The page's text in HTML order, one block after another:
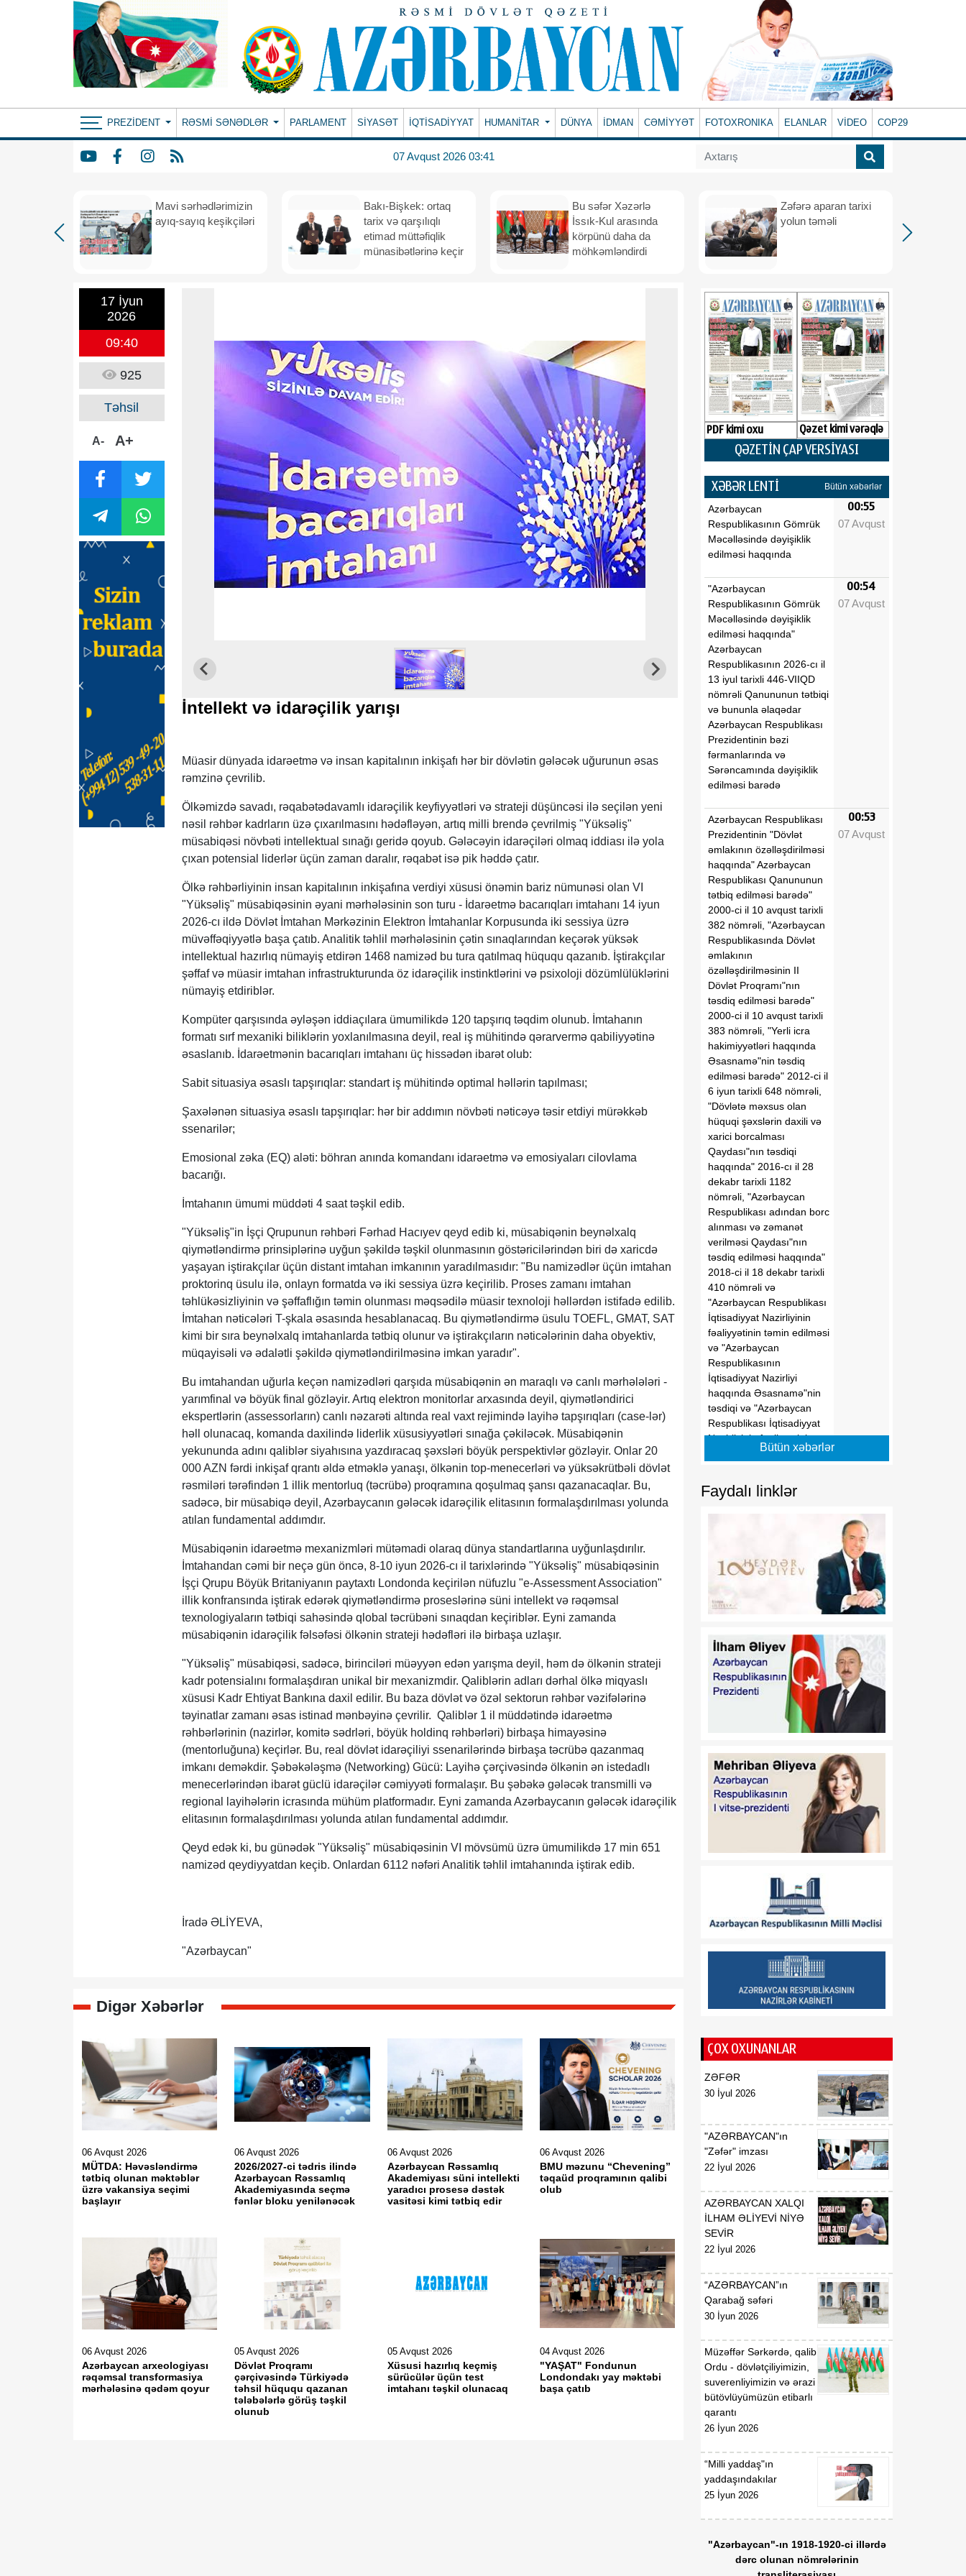
PREZIDENT RƏSMI SƏNƏDLƏR PARLAMENT SİYASƏT İQTİSADİYYAT HUMANITAR DÜNYA İDMAN CƏMİYYƏT FOTOXRONIKA ELANLAR VİDEO COP29
07 Avqust 2026 03:41
Mavi sərhədlərimizin
ayıq-sayıq keşikçiləri
Bakı-Bişkek: ortaq
tarix və qarşılıqlı
etimad müttəfiqlik
münasibətlərinə keçir
Bu səfər Xəzərlə
İssık-Kul arasında
körpünü daha da
möhkəmləndirdi
Zəfərə aparan tarixi
yolun təməli
17 İyun
2026
09:40
925
Təhsil
A- A+
İntellekt və idarəçilik yarışı
Müasir dünyada idarəetmə və insan kapitalının inkişafı hər bir dövlətin gələcək uğurunun əsas
rəmzinə çevrilib.
Ölkəmizdə savadı, rəqabətədavamlı idarəçilik keyfiyyətləri və strateji düşüncəsi ilə seçilən yeni
nəsil rəhbər kadrların üzə çıxarılmasını hədəfləyən, artıq milli brendə çevrilmiş "Yüksəliş"
müsabiqəsi növbəti intellektual sınağı geridə qoyub. Gələcəyin idarəçiləri olmaq iddiası ilə yola
çıxan potensial liderlər üçün zaman daralır, rəqabət isə pik həddə çatır.
Ölkə rəhbərliyinin insan kapitalının inkişafına verdiyi xüsusi önəmin bariz nümunəsi olan VI
"Yüksəliş" müsabiqəsinin əyani mərhələsinin son turu - İdarəetmə bacarıqları imtahanı 14 iyun
2026-cı ildə Dövlət İmtahan Mərkəzinin Elektron İmtahanlar Korpusunda iki sessiya üzrə
müvəffəqiyyətlə başa çatıb. Analitik təhlil mərhələsinin çətin sınaqlarından keçərək yüksək
intellektual hazırlıq nümayiş etdirən 1468 namizəd bu tura qatılmaq hüququ qazanıb. İştirakçılar
şəffaf və müasir imtahan infrastrukturunda öz idarəçilik instinktlərini və psixoloji dözümlülüklərini
nümayiş etdiriblər.
Kompüter qarşısında əyləşən iddiaçılara ümumilikdə 120 tapşırıq təqdim olunub. İmtahanın
formatı sırf mexaniki biliklərin yoxlanılmasına deyil, real iş mühitində qərarvermə qabiliyyətinə
əsaslanıb. İdarəetmənin bacarıqları imtahanı üç hissədən ibarət olub:
Sabit situasiya əsaslı tapşırıqlar: standart iş mühitində optimal həllərin tapılması;
Şaxələnən situasiya əsaslı tapşırıqlar: hər bir addımın növbəti nəticəyə təsir etdiyi mürəkkəb
ssenarilər;
Emosional zəka (EQ) aləti: böhran anında komandanı idarəetmə və emosiyaları cilovlama
bacarığı.
İmtahanın ümumi müddəti 4 saat təşkil edib.
"Yüksəliş"in İşçi Qrupunun rəhbəri Fərhad Hacıyev qeyd edib ki, müsabiqənin beynəlxalq
qiymətləndirmə prinsiplərinə uyğun şəkildə təşkil olunmasının göstəricilərindən biri də xaricdə
yaşayan iştirakçılar üçün distant imtahan imkanının yaradılmasıdır: "Bu namizədlər üçün imtahan
proktorinq üsulu ilə, onlayn formatda və iki sessiya üzrə keçirilib. Proses zamanı imtahan
təhlükəsizliyinin və şəffaflığın təmin olunması məqsədilə müasir texnoloji həllərdən istifadə edilib.
İmtahan nəticələri T-şkala əsasında hesablanacaq. Bu qiymətləndirmə üsulu TOEFL, GMAT, SAT
kimi bir sıra beynəlxalq imtahanlarda tətbiq olunur və iştirakçıların nəticələrinin daha obyektiv,
müqayisəli və ədalətli şəkildə qiymətləndirilməsinə imkan yaradır".
Bu imtahandan uğurla keçən namizədləri qarşıda müsabiqənin ən maraqlı və canlı mərhələləri -
yarımfinal və böyük final gözləyir. Artıq elektron monitorlar arxasında deyil, qiymətləndirici
ekspertlərin (assessorların) canlı nəzarəti altında real vaxt rejimində layihə tapşırıqları (case-lər)
həll olunacaq, komanda daxilində liderlik xüsusiyyətləri sınağa çəkiləcək. Müsabiqənin
yekununda adını qaliblər siyahısına yazdıracaq şəxsləri böyük perspektivlər gözləyir. Onlar 20
000 AZN fərdi inkişaf qrantı əldə etməklə yanaşı, ölkənin top-menecerləri və yüksəkrütbəli dövlət
rəsmiləri tərəfindən 1 illik mentorluq (təcrübə) proqramına qoşulmaq şansı qazanacaqlar. Bu,
sadəcə, bir müsabiqə deyil, Azərbaycanın gələcək idarəçilik elitasının formalaşdırılması yolunda
atılan fundamental addımdır.
Müsabiqənin idarəetmə mexanizmləri mütəmadi olaraq dünya standartlarına uyğunlaşdırılır.
İmtahandan cəmi bir neçə gün öncə, 8-10 iyun 2026-cı il tarixlərində "Yüksəliş" müsabiqəsinin
İşçi Qrupu Böyük Britaniyanın paytaxtı Londonda keçirilən nüfuzlu "e-Assessment Association"
illik konfransında iştirak edərək qiymətləndirmə proseslərinə süni intellekt və rəqəmsal
texnologiyaların tətbiqi sahəsində qlobal təcrübəni sınaqdan keçiriblər. Eyni zamanda
müsabiqənin idarəçilik fəlsəfəsi ölkənin strateji hədəfləri ilə birbaşa uzlaşır.
"Yüksəliş" müsabiqəsi, sadəcə, birinciləri müəyyən edən yarışma deyil, həm də ölkənin strateji
kadr potensialını formalaşdıran unikal bir mexanizmdir. Qaliblərin adları dərhal ölkə miqyaslı
xüsusi Kadr Ehtiyat Bankına daxil edilir. Bu baza dövlət və özəl sektorun rəhbər vəzifələrinə
təyinatlar zamanı əsas istinad mənbəyinə çevrilir. Qaliblər 1 il müddətində idarəetmə
rəhbərlərinin (nazirlər, komitə sədrləri, böyük holdinq rəhbərləri) birbaşa himayəsinə
(mentorluğuna) keçirlər. Bu, real dövlət idarəçiliyi ssenarilərində birbaşa təcrübə qazanmaq
imkanı deməkdir. Şəbəkələşmə (Networking) Gücü: Layihə çərçivəsində ölkənin ən istedadlı
menecerlərindən ibarət güclü idarəçilər cəmiyyəti formalaşır. Bu şəbəkə gələcək transmilli və
regional layihələrin icrasında mühüm platformadır. Eyni zamanda Azərbaycanın gələcək idarəçilik
elitasının formalaşdırılması yolunda atılan fundamental addımdır.
Qeyd edək ki, bu günədək "Yüksəliş" müsabiqəsinin VI mövsümü üzrə ümumilikdə 17 min 651
namizəd qeydiyyatdan keçib. Onlardan 6112 nəfəri Analitik təhlil imtahanında iştirak edib.
İradə ƏLİYEVA,
"Azərbaycan"
Digər Xəbərlər
06 Avqust 2026
MÜTDA: Həvəsləndirmə
tətbiq olunan məktəblər
üzrə vakansiya seçimi
başlayır
06 Avqust 2026
2026/2027-ci tədris ilində
Azərbaycan Rəssamlıq
Akademiyasında seçmə
fənlər bloku yenilənəcək
06 Avqust 2026
Azərbaycan Rəssamlıq
Akademiyası süni intellekti
yaradıcı prosesə dəstək
vasitəsi kimi tətbiq edir
06 Avqust 2026
BMU məzunu “Chevening”
təqaüd proqramının qalibi
olub
06 Avqust 2026
Azərbaycan arxeologiyası
rəqəmsal transformasiya
mərhələsinə qədəm qoyur
05 Avqust 2026
Dövlət Proqramı
çərçivəsində Türkiyədə
təhsil hüququ qazanan
tələbələrlə görüş təşkil
olunub
05 Avqust 2026
Xüsusi hazırlıq keçmiş
sürücülər üçün test
imtahanı təşkil olunacaq
04 Avqust 2026
"YAŞAT" Fondunun
Londondakı yay məktəbi
başa çatıb
PDF kimi oxu Qəzet kimi vərəqlə
QƏZETİN ÇAP VERSİYASI
XƏBƏR LENTİ Bütün xəbərlər
Azərbaycan
Respublikasının Gömrük
Məcəlləsində dəyişiklik
edilməsi haqqında
00:55
07 Avqust
"Azərbaycan
Respublikasının Gömrük
Məcəlləsində dəyişiklik
edilməsi haqqında"
Azərbaycan
Respublikasının 2026-cı il
13 iyul tarixli 446-VIIQD
nömrəli Qanununun tətbiqi
və bununla əlaqədar
Azərbaycan Respublikası
Prezidentinin bəzi
fərmanlarında və
Sərəncamında dəyişiklik
edilməsi barədə
00:54
07 Avqust
Azərbaycan Respublikası
Prezidentinin "Dövlət
əmlakının özəlləşdirilməsi
haqqında" Azərbaycan
Respublikası Qanununun
tətbiq edilməsi barədə"
2000-ci il 10 avqust tarixli
382 nömrəli, "Azərbaycan
Respublikasında Dövlət
əmlakının
özəlləşdirilməsinin II
Dövlət Proqramı"nın
təsdiq edilməsi barədə"
2000-ci il 10 avqust tarixli
383 nömrəli, "Yerli icra
hakimiyyətləri haqqında
Əsasnamə"nin təsdiq
edilməsi barədə" 2012-ci il
6 iyun tarixli 648 nömrəli,
"Dövlətə məxsus olan
hüquqi şəxslərin daxili və
xarici borcalması
Qaydası"nın təsdiqi
haqqında" 2016-cı il 28
dekabr tarixli 1182
nömrəli, "Azərbaycan
Respublikası adından borc
alınması və zəmanət
verilməsi Qaydası"nın
təsdiq edilməsi haqqında"
2018-ci il 18 dekabr tarixli
410 nömrəli və
"Azərbaycan Respublikası
İqtisadiyyat Nazirliyinin
fəaliyyətinin təmin edilməsi
və "Azərbaycan
Respublikasının
İqtisadiyyat Nazirliyi
haqqında Əsasnamə"nin
təsdiqi və "Azərbaycan
Respublikası İqtisadiyyat
Nazirliyinin fəaliyyətinin
təmin edilməsi və
İqtisadi İnkişaf Nazirliyinin
fəaliyyətinin
təkmilləşdirilməsi ilə bağlı
Prezidentinin 2006-cı il 28
dekabr tarixli 504 nömrəli
Fərmanında dəyişikliklər
edilməsi barədə"
Prezidentinin 2014-cü il 20
fevral tarixli 111 nömrəli
Fərmanında dəyişiklik
edilməsi haqqında"
Azərbaycan Respublikası
Prezidentinin 2019-cu il 30
dekabr tarixli 911 nömrəli
edilməsi barədə" 2020-ci il
12 may tarixli 1017
nömrəli fərmanlarında
dəyişiklik edilməsi
haqqında
00:53
07 Avqust
B.Ə.Aslanbəylinin "Şöhrət"
00:52
F.N.İsmayılovun
Azərbaycan
yanında daimi
nümayəndəsi təyin
edilməsi haqqında
07 Avqust
Azərbaycan
Respublikasının UNESCO
nümayəndəsi vəzifəsindən
geri çağırılması haqqında
07 Avqust
F.N.İsmayılovun
Azərbaycan
Respublikasının Avropa
nümayəndəsi vəzifəsindən
geri çağırılması haqqında
07 Avqust
Azərbaycan Respublikası
Respublikasının Kosmik
Agentliyi (Azərkosmos)"
publik hüquqi şəxsin
yaradılması haqqında"
1326 nömrəli,
"Azərbaycan Nəqliyyat və
Kommunikasiya Holdinqi
(AZCON)" publik hüquqi
şəxsin Nizamnaməsinin
təsdiqi və bununla
tənzimlənməsi haqqında"
2025-ci il 15 yanvar tarixli
286 nömrəli fərmanlarında
və "Azərbaycan Hava
Yolları" Qapalı Səhmdar
haqqında" 2008-ci il 16
aprel tarixli 2761 nömrəli,
00:48
Bütün xəbərlər
Faydalı linklər
ÇOX OXUNANLAR
ZƏFƏR
30 İyul 2026
"AZƏRBAYCAN"ın
"Zəfər" imzası
22 İyul 2026
AZƏRBAYCAN XALQI
İLHAM ƏLİYEVİ NİYƏ
SEVİR
22 İyul 2026
“AZƏRBAYCAN”ın
Qarabağ səfəri
30 İyun 2026
Müzəffər Sərkərdə, qalib
Ordu - dövlətçiliyimizin,
suverenliyimizin və ərazi
bütövlüyümüzün etibarlı
qarantı
26 İyun 2026
“Milli yaddaş"ın
yaddaşındakılar
25 İyun 2026
"Azərbaycan"-ın 1918-1920-ci illərdə
dərc olunan nömrələrinin